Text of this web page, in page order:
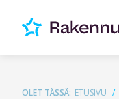
OLET TÄSSÄ: ETUSIVU